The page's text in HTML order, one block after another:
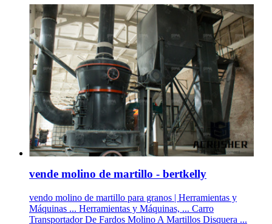
vende molino de martillo - bertkelly
vendo molino de martillo para granos | Herramientas y
Máquinas ... Herramientas y Máquinas, ... Carro
Transportador De Fardos Molino A Martillos Disquera ...